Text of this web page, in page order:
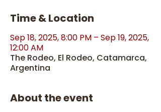
Time & Location
Sep 18, 2025, 8:00 PM – Sep 19, 2025,
12:00 AM
The Rodeo, El Rodeo, Catamarca,
Argentina
About the event